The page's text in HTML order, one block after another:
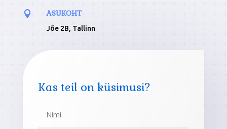
 ASUKOHT
Jõe 2B, Tallinn
Kas teil on küsimusi?